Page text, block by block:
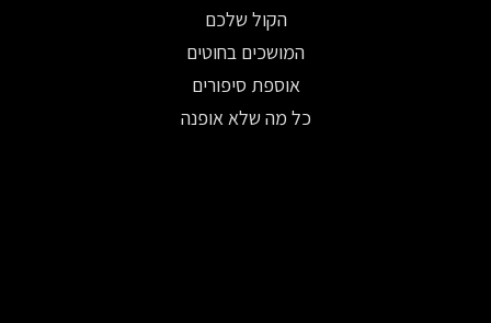
הקול שלכם
המושכים בחוטים
אוספת סיפורים
כל מה שלא אופנה